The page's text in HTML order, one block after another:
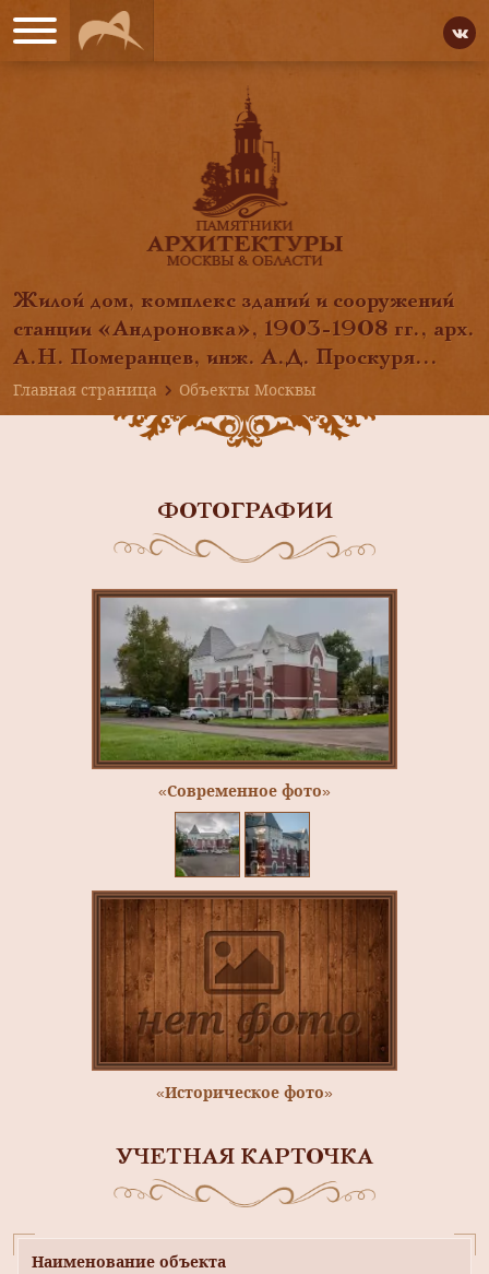
Жилой дом, комплекс зданий и сооружений
станции «Андроновка», 1903-1908 гг., арх.
А.Н. Померанцев, инж. А.Д. Проскуря...
Главная страница
Объекты Москвы
ФОТОГРАФИИ
«Современное фото»
«Историческое фото»
УЧЕТНАЯ КАРТОЧКА
Наименование объекта